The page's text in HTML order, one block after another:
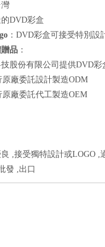
的DVD彩盒
：DVD彩盒可接受特別設
品 ：
技股份有限公司提供DVD
廠委託設計製造ODM
廠委託代工製造OEM
,接受獨特設計或LOGO
發 ,出口